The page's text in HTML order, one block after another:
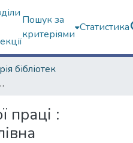
Пошук за
критеріями
Статистика
бібліотек
Цикаловська]
праці :